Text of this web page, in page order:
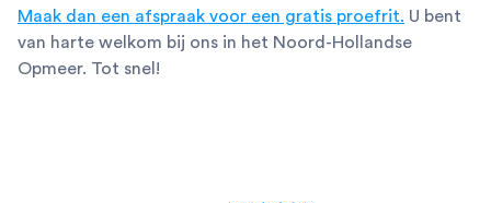
Maak dan een afspraak voor een gratis proefrit. U bent
van harte welkom bij ons in het Noord-Hollandse
Opmeer. Tot snel!